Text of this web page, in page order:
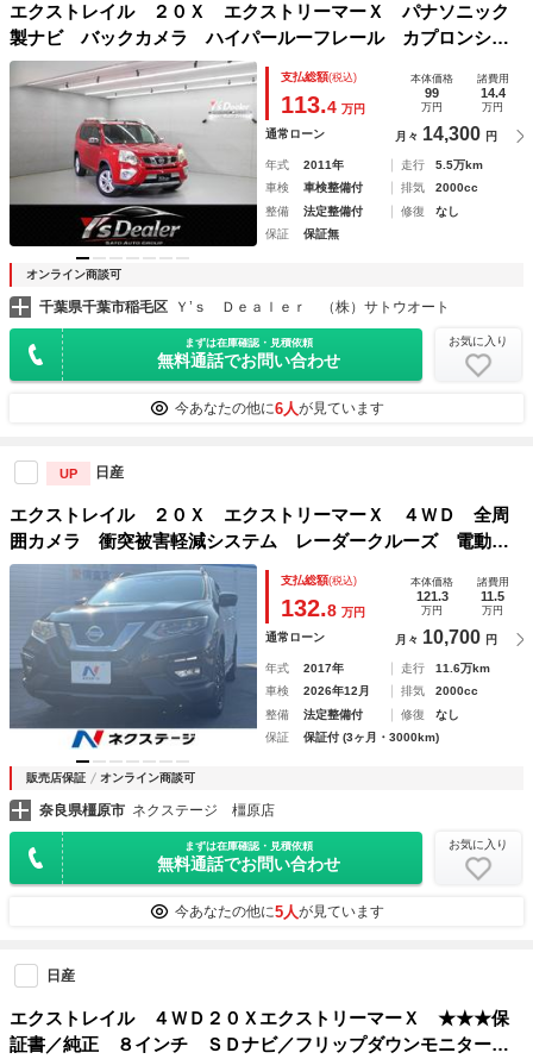
エクストレイル ２０Ｘ エクストリーマーＸ パナソニック
製ナビ バックカメラ ハイパールーフレール カプロンシー
ト シートヒーター ＥＴＣ ＨＩＤヘッドライト スマート
キー フルセグＴＶ 純正１７インチＡＷ
支払総額(税込)
113.4 万円
本体価格
99
万円
諸費用
14.4
万円
通常ローン 月々 14,300 円
年式 2011年 走行
5.5万km
車検
車検整備付 排気
2000cc
整備
法定整備付 修復
なし
保証
保証無
オンライン商談可
千葉県千葉市稲毛区 Ｙ’ｓ Ｄｅａｌｅｒ （株）サトウオート
まずは在庫確認・見積依頼
無料通話でお問い合わせ
お気に入り
今あなたの他に6人が見ています
UP 日産
エクストレイル ２０Ｘ エクストリーマーＸ ４ＷＤ 全周
囲カメラ 衝突被害軽減システム レーダークルーズ 電動リ
アゲート レザー調シート 全席シートヒーター ドラレコ
コーナーセンサー スマートキー ＬＥＤヘッド ビルトイン
ＥＴＣ
支払総額(税込)
132.8 万円
本体価格
121.3
万円
諸費用
11.5
万円
通常ローン 月々 10,700 円
年式 2017年 走行
11.6万km
車検
2026年12月 排気
2000cc
整備
法定整備付 修復
なし
保証
保証付 (3ヶ月・3000km)
販売店保証 オンライン商談可
奈良県橿原市 ネクステージ 橿原店
まずは在庫確認・見積依頼
無料通話でお問い合わせ
お気に入り
今あなたの他に5人が見ています
日産
エクストレイル ４ＷＤ２０ＸエクストリーマーＸ ★★★保
証書／純正 ８インチ ＳＤナビ／フリップダウンモニター／